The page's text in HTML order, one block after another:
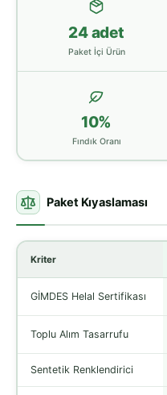
24 adet
Paket İçi Ürün
10%
Fındık Oranı
Paket Kıyaslaması
Kriter
GİMDES Helal Sertifikası
Toplu Alım Tasarrufu
Sentetik Renklendirici